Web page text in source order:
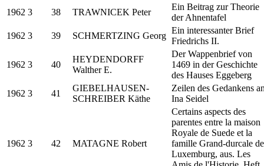
1962 3 38 TRAWNICEK Peter
Ein Beitrag zur Theorie
der Ahnentafel
1962 3 39 SCHMERTZING Georg
Ein interessanter Brief
Friedrichs II.
1962 3 40
HEYDENDORFF
Walther E.
Der Wappenbrief von
1469 in der Geschichte
des Hauses Eggeberg
1962 3 41
GIEBELHAUSEN-
SCHREIBER Käthe
Zeilen des Gedankens
Ina Seidel
1962 3 42 MATAGNE Robert
Certains aspects des
parentes entre la maison
Royale de Suede et la
famille Grand-durcale de
Luxemburg, aus. Les